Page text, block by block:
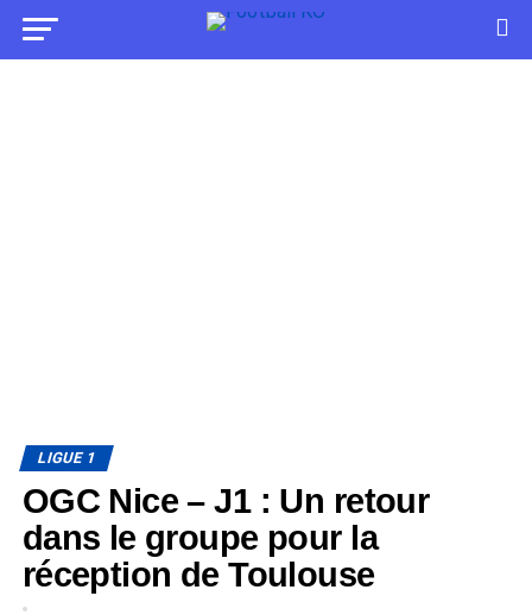
LIGUE 1
OGC Nice – J1 : Un retour
dans le groupe pour la
réception de Toulouse